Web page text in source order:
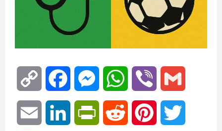
Copy
Link
Facebook MessengerWhatsAppViber
Email LinkedIn PrintFriendly
Reddit Pinterest